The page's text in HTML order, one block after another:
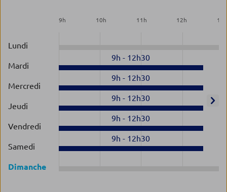
9h 10h 11 h 12h 13
Lundi
Mardi
9h - 12h30
Mercredi
9h - 12h30
Jeudi
9h - 12h30
Vendredi
9h - 12h30
Samedi
9h - 12h30
Dimanche